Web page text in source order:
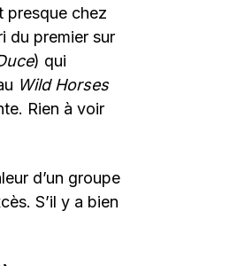
presque chez
du premier sur
) qui
Wild Horses
Rien à voir
d’un groupe
S’il y a bien